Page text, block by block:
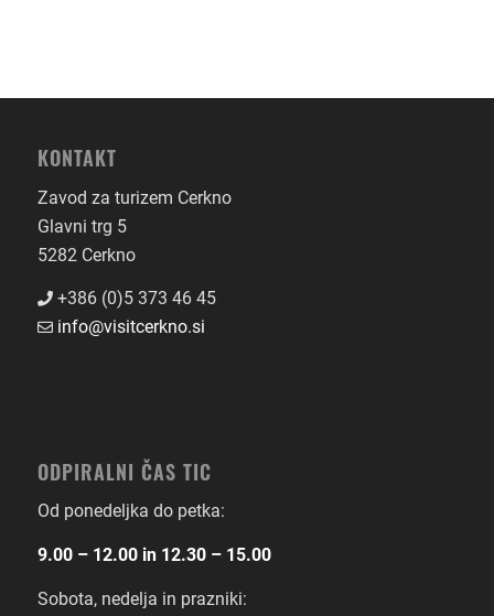
KONTAKT
Zavod za turizem Cerkno
Glavni trg 5
5282 Cerkno
+386 (0)5 373 46 45
info@visitcerkno.si
ODPIRALNI ČAS TIC
Od ponedeljka do petka:
9.00 – 12.00 in 12.30 – 15.00
Sobota, nedelja in prazniki: